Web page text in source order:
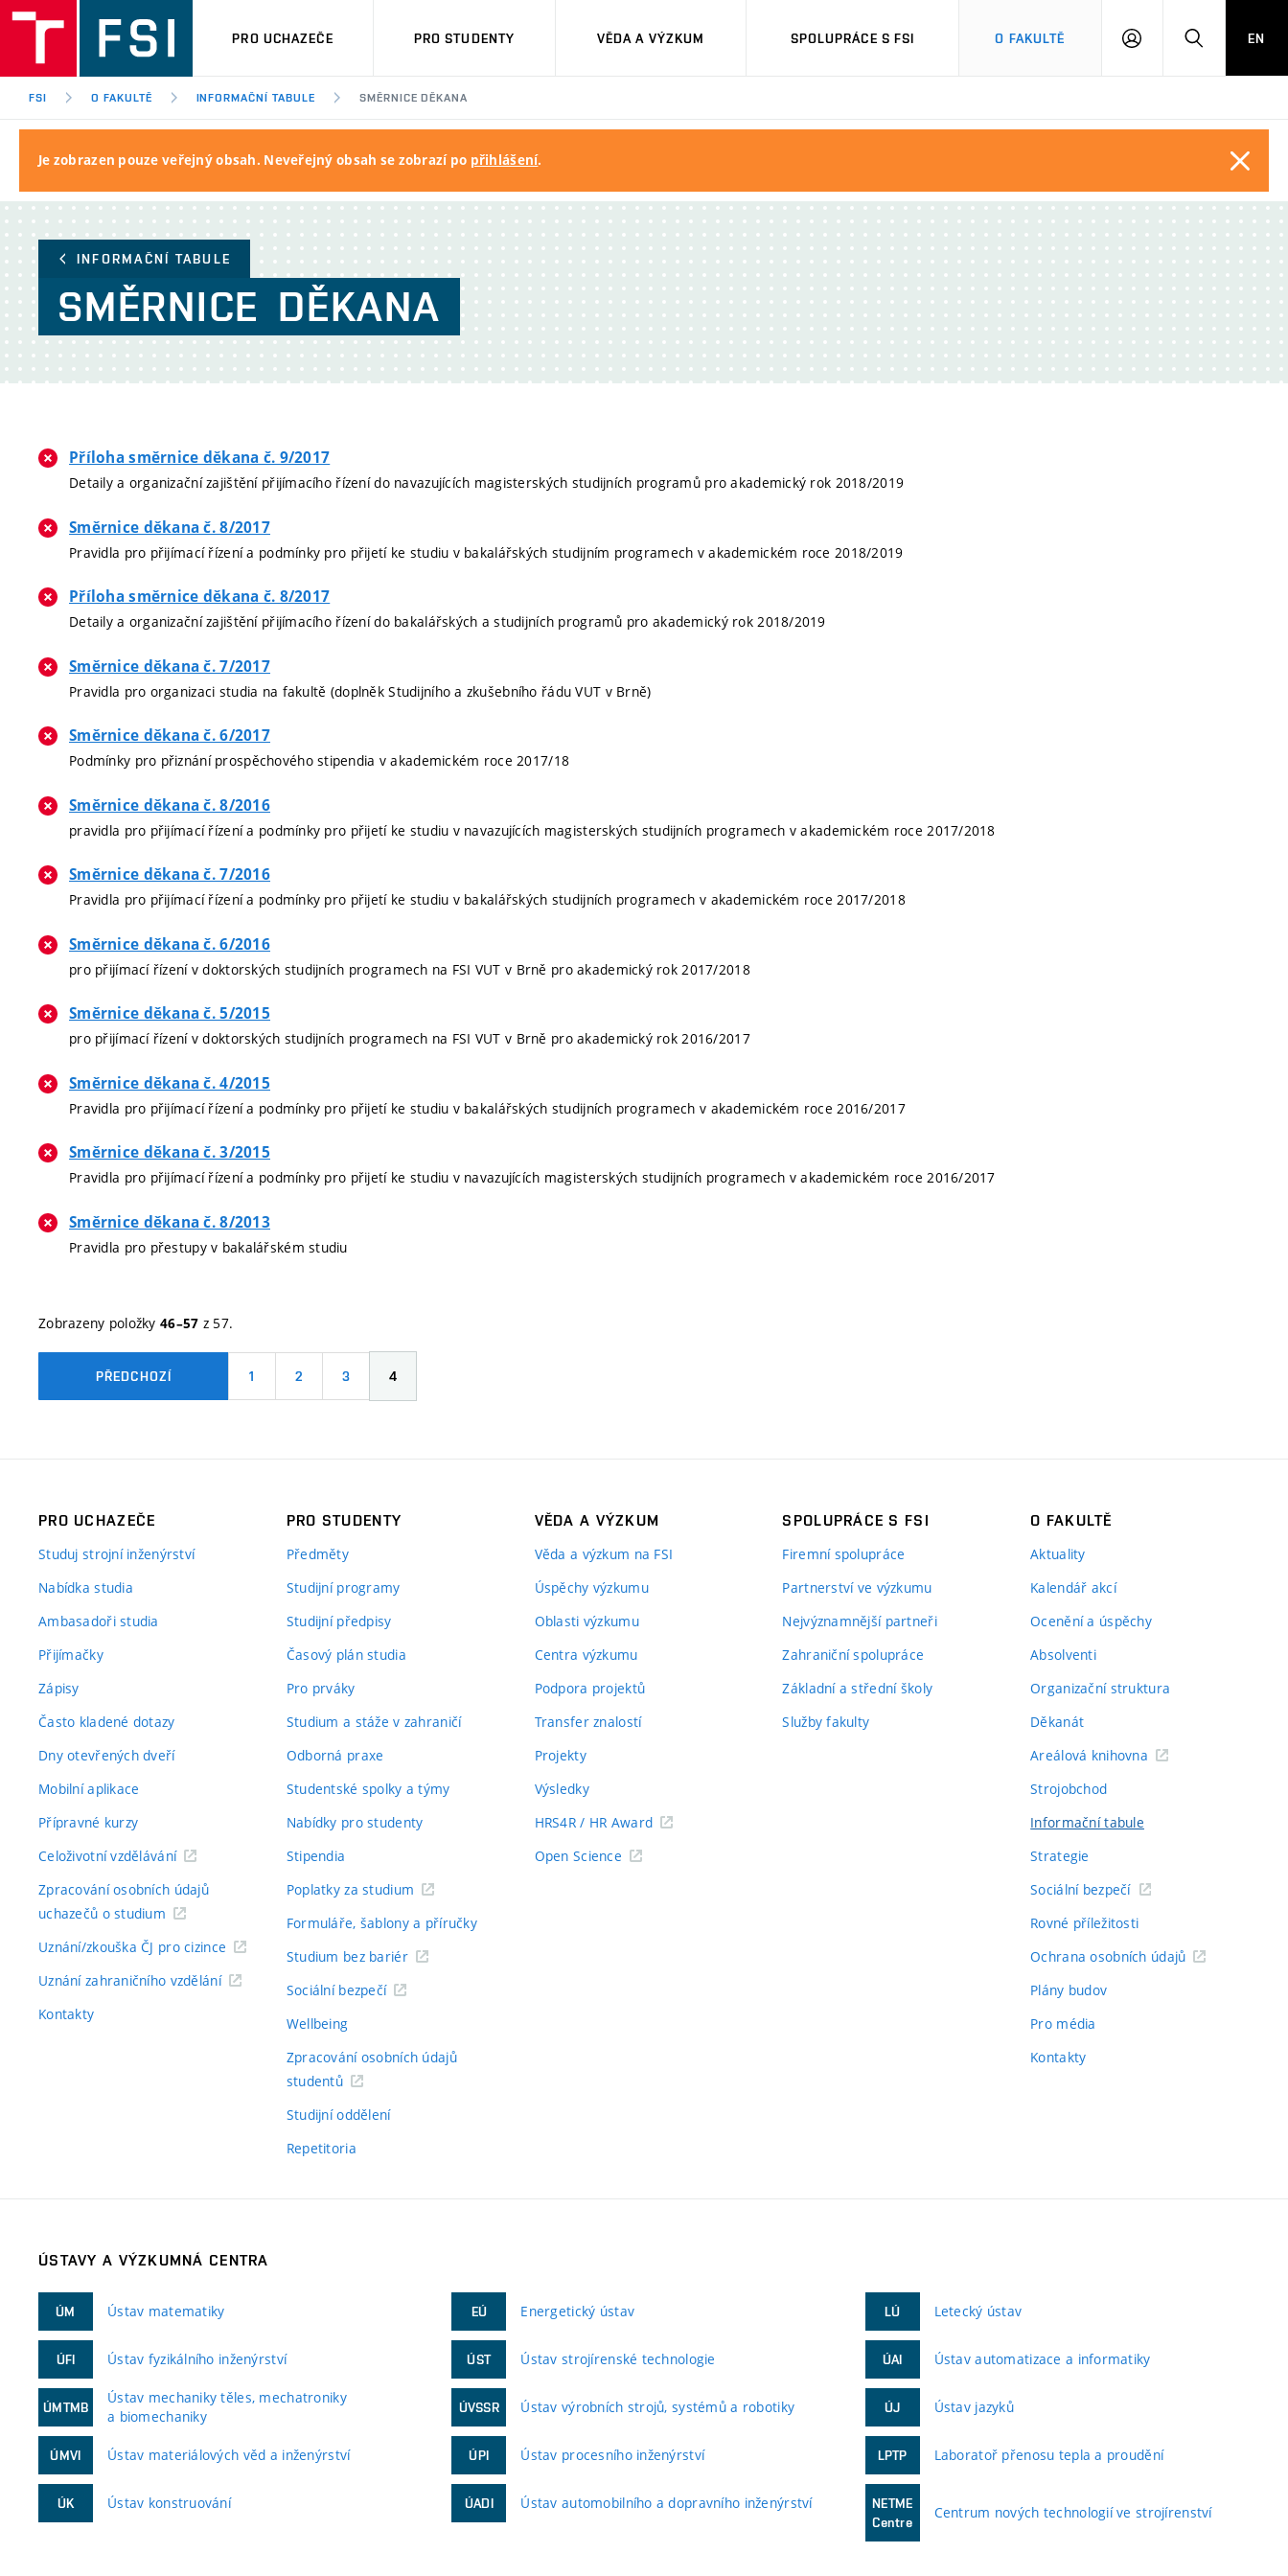
PRO UCHAZEČE PRO STUDENTY VĚDA A VÝZKUM SPOLUPRÁCE S FSI O FAKULTĚ
PŘIHLÁŠENÍHLEDAT
EN
FSI O FAKULTĚ INFORMAČNÍ TABULE SMĚRNICE DĚKANA
Je zobrazen pouze veřejný obsah. Neveřejný obsah se zobrazí po přihlášení.
INFORMAČNÍ TABULE
SMĚRNICE DĚKANA
Příloha směrnice děkana č. 9/2017
Detaily a organizační zajištění přijímacího řízení do navazujících magisterských studijních programů pro akademický rok 2018/2019
Směrnice děkana č. 8/2017
Pravidla pro přijímací řízení a podmínky pro přijetí ke studiu v bakalářských studijním programech v akademickém roce 2018/2019
Příloha směrnice děkana č. 8/2017
Detaily a organizační zajištění přijímacího řízení do bakalářských a studijních programů pro akademický rok 2018/2019
Směrnice děkana č. 7/2017
Pravidla pro organizaci studia na fakultě (doplněk Studijního a zkušebního řádu VUT v Brně)
Směrnice děkana č. 6/2017
Podmínky pro přiznání prospěchového stipendia v akademickém roce 2017/18
Směrnice děkana č. 8/2016
pravidla pro přijímací řízení a podmínky pro přijetí ke studiu v navazujících magisterských studijních programech v akademickém roce 2017/2018
Směrnice děkana č. 7/2016
Pravidla pro přijímací řízení a podmínky pro přijetí ke studiu v bakalářských studijních programech v akademickém roce 2017/2018
Směrnice děkana č. 6/2016
pro přijímací řízení v doktorských studijních programech na FSI VUT v Brně pro akademický rok 2017/2018
Směrnice děkana č. 5/2015
pro přijímací řízení v doktorských studijních programech na FSI VUT v Brně pro akademický rok 2016/2017
Směrnice děkana č. 4/2015
Pravidla pro přijímací řízení a podmínky pro přijetí ke studiu v bakalářských studijních programech v akademickém roce 2016/2017
Směrnice děkana č. 3/2015
Pravidla pro přijímací řízení a podmínky pro přijetí ke studiu v navazujících magisterských studijních programech v akademickém roce 2016/2017
Směrnice děkana č. 8/2013
Pravidla pro přestupy v bakalářském studiu
Zobrazeny položky46–57 z 57.
PŘEDCHOZÍ 1 2 3 4
PRO UCHAZEČE
Studuj strojní inženýrství
Nabídka studia
Ambasadoři studia
Přijímačky
Zápisy
Často kladené dotazy
Dny otevřených dveří
Mobilní aplikace
Přípravné kurzy
Celoživotní vzdělávání
Zpracování osobních údajů
uchazečů o studium
Uznání/zkouška ČJ pro cizince
Uznání zahraničního vzdělání
Kontakty
PRO STUDENTY
Předměty
Studijní programy
Studijní předpisy
Časový plán studia
Pro prváky
Studium a stáže v zahraničí
Odborná praxe
Studentské spolky a týmy
Nabídky pro studenty
Stipendia
Poplatky za studium
Formuláře, šablony a příručky
Studium bez bariér
Sociální bezpečí
Wellbeing
Zpracování osobních údajů
studentů
Studijní oddělení
Repetitoria
VĚDA A VÝZKUM
Věda a výzkum na FSI
Úspěchy výzkumu
Oblasti výzkumu
Centra výzkumu
Podpora projektů
Transfer znalostí
Projekty
Výsledky
HRS4R / HR Award
Open Science
SPOLUPRÁCE S FSI
Firemní spolupráce
Partnerství ve výzkumu
Nejvýznamnější partneři
Zahraniční spolupráce
Základní a střední školy
Služby fakulty
O FAKULTĚ
Aktuality
Kalendář akcí
Ocenění a úspěchy
Absolventi
Organizační struktura
Děkanát
Areálová knihovna
Strojobchod
Informační tabule
Strategie
Sociální bezpečí
Rovné příležitosti
Ochrana osobních údajů
Plány budov
Pro média
Kontakty
ÚSTAVY A VÝZKUMNÁ CENTRA
ÚM Ústav matematiky
ÚFI Ústav fyzikálního inženýrství
ÚMTMB
Ústav mechaniky těles, mechatroniky
a biomechaniky
ÚMVI Ústav materiálových věd a inženýrství
ÚK Ústav konstruování
EÚ Energetický ústav
ÚST Ústav strojírenské technologie
ÚVSSR Ústav výrobních strojů, systémů a robotiky
ÚPI Ústav procesního inženýrství
ÚADI Ústav automobilního a dopravního inženýrství
LÚ Letecký ústav
ÚAI Ústav automatizace a informatiky
ÚJ Ústav jazyků
LPTP Laboratoř přenosu tepla a proudění
NETME
Centre
Centrum nových technologií ve strojírenství